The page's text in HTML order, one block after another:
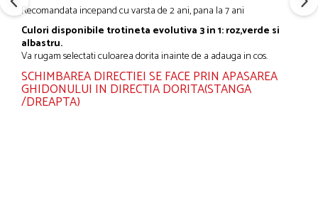
Recomandata incepand cu varsta de 2 ani, pana la 7 ani
Culori disponibile trotineta evolutiva 3 in 1: roz,verde si
albastru.
Va rugam selectati culoarea dorita inainte de a adauga in cos.
SCHIMBAREA DIRECTIEI SE FACE PRIN APASAREA
GHIDONULUI IN DIRECTIA DORITA(STANGA
/DREAPTA)